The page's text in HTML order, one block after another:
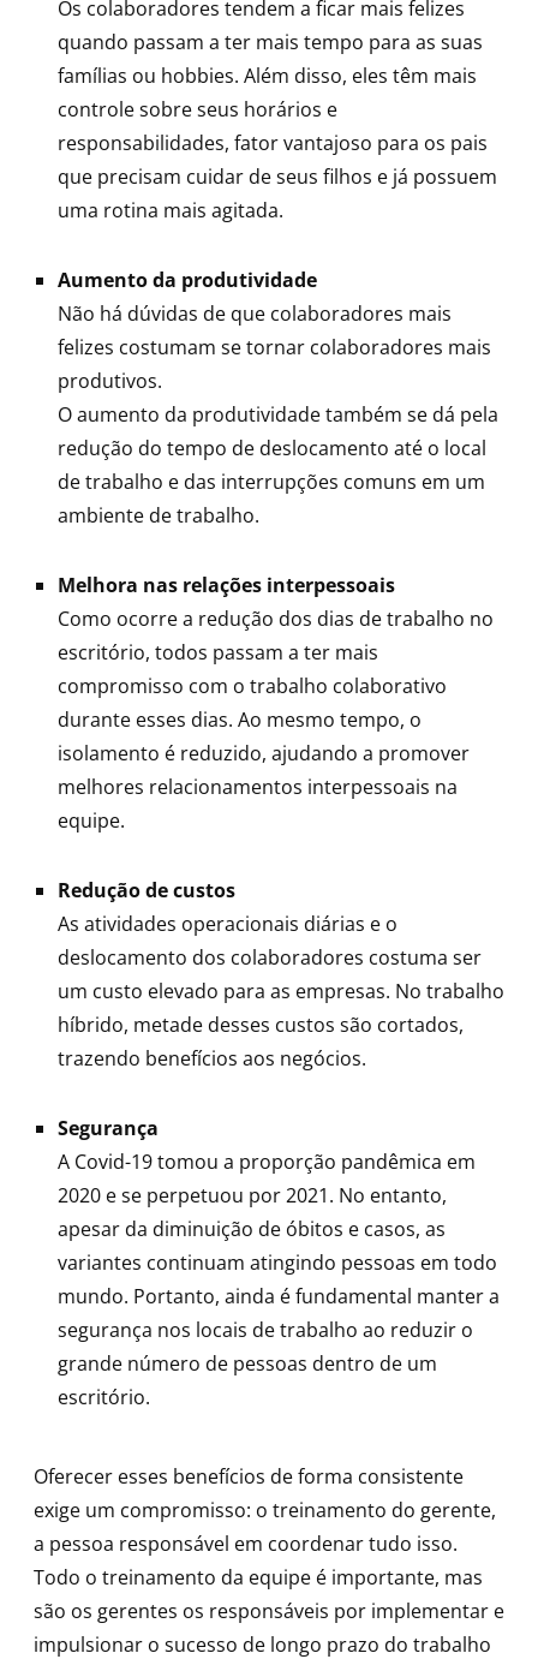
Os colaboradores tendem a ficar mais felizes
quando passam a ter mais tempo para as suas
famílias ou hobbies. Além disso, eles têm mais
controle sobre seus horários e
responsabilidades, fator vantajoso para os pais
que precisam cuidar de seus filhos e já possuem
uma rotina mais agitada.
Aumento da produtividade
Não há dúvidas de que colaboradores mais
felizes costumam se tornar colaboradores mais
produtivos.
O aumento da produtividade também se dá pela
redução do tempo de deslocamento até o local
de trabalho e das interrupções comuns em um
ambiente de trabalho.
Melhora nas relações interpessoais
Como ocorre a redução dos dias de trabalho no
escritório, todos passam a ter mais
compromisso com o trabalho colaborativo
durante esses dias. Ao mesmo tempo, o
isolamento é reduzido, ajudando a promover
melhores relacionamentos interpessoais na
equipe.
Redução de custos
As atividades operacionais diárias e o
deslocamento dos colaboradores costuma ser
um custo elevado para as empresas. No trabalho
híbrido, metade desses custos são cortados,
trazendo benefícios aos negócios.
Segurança
A Covid-19 tomou a proporção pandêmica em
2020 e se perpetuou por 2021. No entanto,
apesar da diminuição de óbitos e casos, as
variantes continuam atingindo pessoas em todo
mundo. Portanto, ainda é fundamental manter a
segurança nos locais de trabalho ao reduzir o
grande número de pessoas dentro de um
escritório.
Oferecer esses benefícios de forma consistente
exige um compromisso: o treinamento do gerente,
a pessoa responsável em coordenar tudo isso.
Todo o treinamento da equipe é importante, mas
são os gerentes os responsáveis ​​por implementar e
impulsionar o sucesso de longo prazo do trabalho